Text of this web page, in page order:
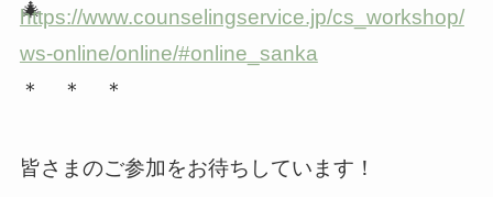
https://www.counselingservice.jp/cs_workshop/
ws-online/online/#online_sanka
＊ ＊ ＊
皆さまのご参加をお待ちしています！